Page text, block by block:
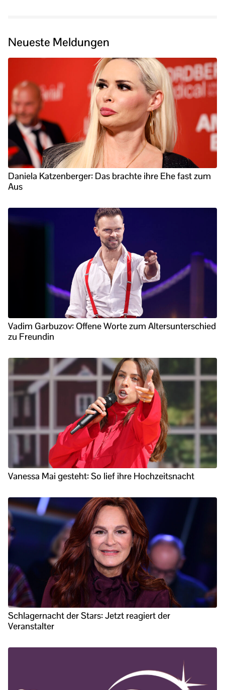
Neueste Meldungen
Daniela Katzenberger: Das brachte ihre Ehe fast zum
Aus
Vadim Garbuzov: Offene Worte zum Altersunterschied
zu Freundin
Vanessa Mai gesteht: So lief ihre Hochzeitsnacht
Schlagernacht der Stars: Jetzt reagiert der
Veranstalter